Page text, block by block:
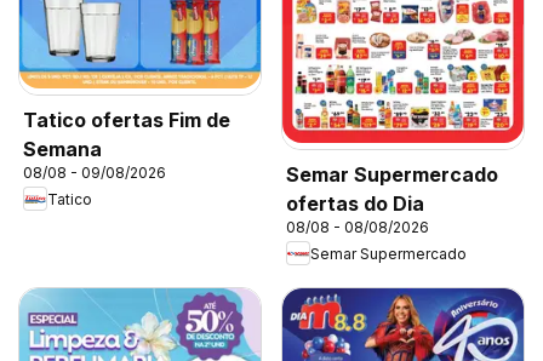
Tatico ofertas Fim de
Semana
08/08 - 09/08/2026
Tatico
Semar Supermercado
ofertas do Dia
08/08 - 08/08/2026
Semar Supermercado